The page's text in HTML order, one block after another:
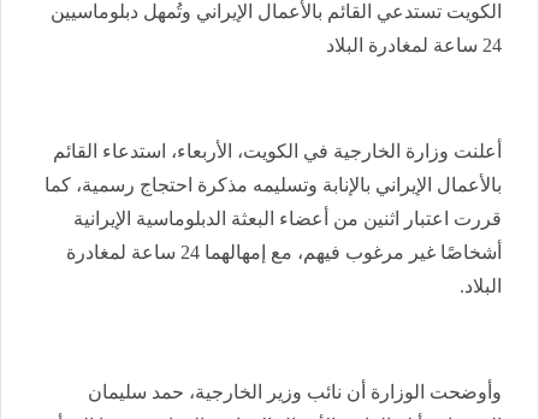
الكويت تستدعي القائم بالأعمال الإيراني وتُمهل دبلوماسيين
24 ساعة لمغادرة البلاد
أعلنت وزارة الخارجية في الكويت، الأربعاء، استدعاء القائم
بالأعمال الإيراني بالإنابة وتسليمه مذكرة احتجاج رسمية، كما
قررت اعتبار اثنين من أعضاء البعثة الدبلوماسية الإيرانية
أشخاصًا غير مرغوب فيهم، مع إمهالهما 24 ساعة لمغادرة
البلاد.
وأوضحت الوزارة أن نائب وزير الخارجية، حمد سليمان